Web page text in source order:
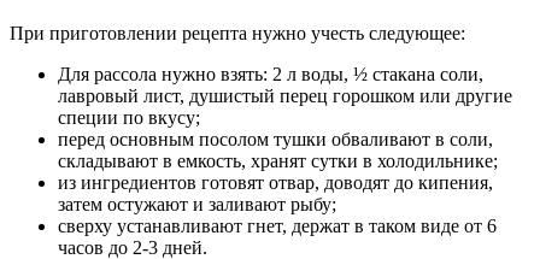
При приготовлении рецепта нужно учесть следующее:
Для рассола нужно взять: 2 л воды, ½ стакана соли,
лавровый лист, душистый перец горошком или другие
специи по вкусу;
перед основным посолом тушки обваливают в соли,
складывают в емкость, хранят сутки в холодильнике;
из ингредиентов готовят отвар, доводят до кипения,
затем остужают и заливают рыбу;
сверху устанавливают гнет, держат в таком виде от 6
часов до 2-3 дней.